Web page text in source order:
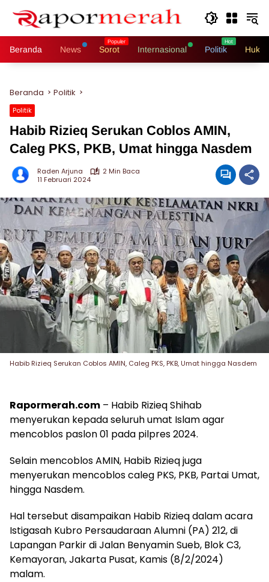
Beranda News Sorot Internasional Politik
Beranda Politik
Politik
Habib Rizieq Serukan Coblos AMIN,
Caleg PKS, PKB, Umat hingga Nasdem
Raden Arjuna
2 Min Baca
11 Februari 2024
Habib Rizieq Serukan Coblos AMIN, Caleg PKS, PKB, Umat hingga Nasdem
Rapormerah.com – Habib Rizieq Shihab
menyerukan kepada seluruh umat Islam agar
mencoblos paslon 01 pada pilpres 2024.
Selain mencoblos AMIN, Habib Rizieq juga
menyerukan mencoblos caleg PKS, PKB, Partai Umat,
hingga Nasdem.
Hal tersebut disampaikan Habib Rizieq dalam acara
Istigasah Kubro Persaudaraan Alumni (PA) 212, di
Lapangan Parkir di Jalan Benyamin Sueb, Blok C3,
Kemayoran, Jakarta Pusat, Kamis (8/2/2024)
malam.